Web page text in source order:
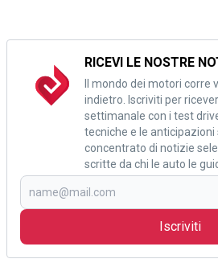
RICEVI LE NOSTRE
Il mondo dei motori corre
indietro. Iscriviti per
settimanale con i test
tecniche e le anticipazioni
concentrato di notizie
scritte da chi le auto le
Iscriviti